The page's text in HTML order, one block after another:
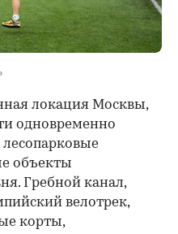
локация Москвы,
одновременно
лесопарковые
объекты
Гребной канал,
велотрек,
корты,